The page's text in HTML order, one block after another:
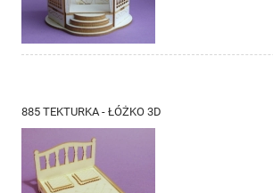
885 TEKTURKA - ŁÓŻKO 3D